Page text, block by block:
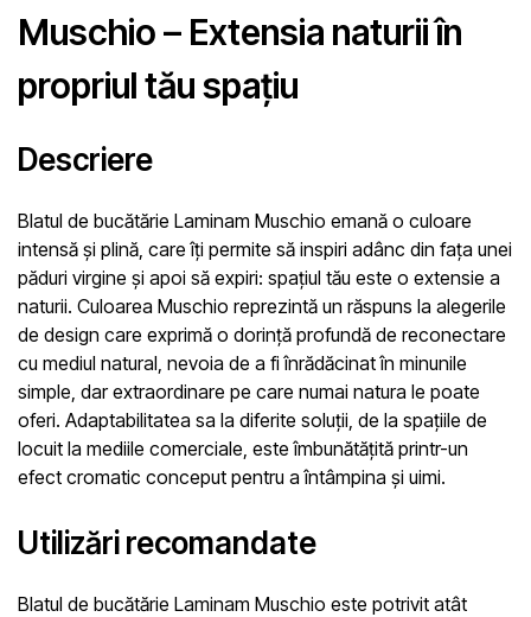
Muschio – Extensia naturii în
propriul tău spațiu
Descriere
Blatul de bucătărie Laminam Muschio emană o culoare
intensă și plină, care îți permite să inspiri adânc din fața unei
păduri virgine și apoi să expiri: spațiul tău este o extensie a
naturii. Culoarea Muschio reprezintă un răspuns la alegerile
de design care exprimă o dorință profundă de reconectare
cu mediul natural, nevoia de a fi înrădăcinat în minunile
simple, dar extraordinare pe care numai natura le poate
oferi. Adaptabilitatea sa la diferite soluții, de la spațiile de
locuit la mediile comerciale, este îmbunătățită printr-un
efect cromatic conceput pentru a întâmpina și uimi.
Utilizări recomandate
Blatul de bucătărie Laminam Muschio este potrivit atât